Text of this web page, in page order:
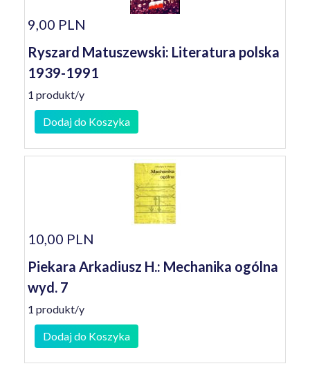
9,00 PLN
Ryszard Matuszewski: Literatura polska
1939-1991
1 produkt/y
Dodaj do Koszyka
10,00 PLN
Piekara Arkadiusz H.: Mechanika ogólna
wyd. 7
1 produkt/y
Dodaj do Koszyka